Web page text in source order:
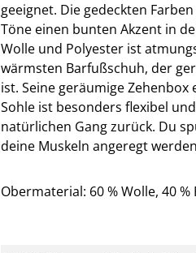
geeignet. Die gedeckten
Töne einen bunten Akzent in
Wolle und Polyester ist
wärmsten Barfußschuh, der
ist. Seine geräumige
Sohle ist besonders flexibel
natürlichen Gang zurück. Du
deine Muskeln angeregt
Obermaterial: 60 % Wolle, 40